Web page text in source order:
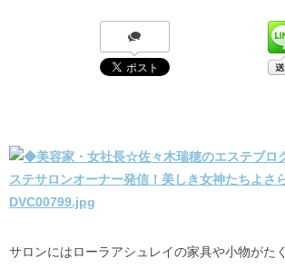
サロンにはローラアシュレイの家具や小物がた